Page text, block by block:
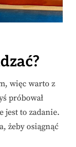
więc warto z
próbował
jest to zadanie.
żeby osiągnąć